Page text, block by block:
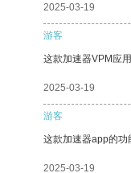
2025-03-19
游客
这款加速器VPM应
2025-03-19
游客
这款加速器app的功
2025-03-19